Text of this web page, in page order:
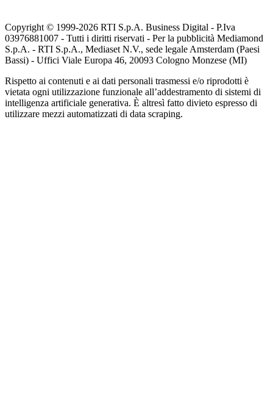
Copyright © 1999-2026 RTI S.p.A. Business Digital - P.Iva
03976881007 - Tutti i diritti riservati - Per la pubblicità Mediamond
S.p.A. - RTI S.p.A., Mediaset N.V., sede legale Amsterdam (Paesi
Bassi) - Uffici Viale Europa 46, 20093 Cologno Monzese (MI)
Rispetto ai contenuti e ai dati personali trasmessi e/o riprodotti è
vietata ogni utilizzazione funzionale all’addestramento di sistemi di
intelligenza artificiale generativa. È altresì fatto divieto espresso di
utilizzare mezzi automatizzati di data scraping.